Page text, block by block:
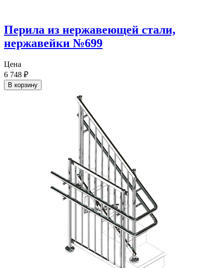
Перила из нержавеющей стали,
нержавейки №699
Цена
6 748 ₽
В корзину